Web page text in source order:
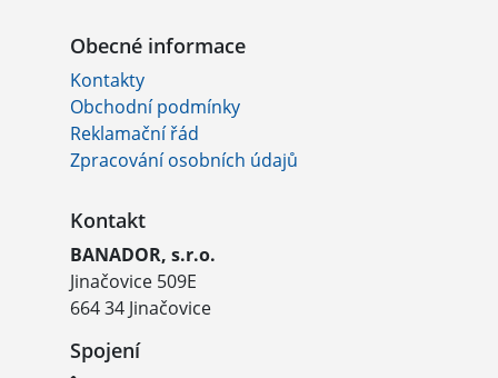
Obecné informace
Kontakty
Obchodní podmínky
Reklamační řád
Zpracování osobních údajů
Kontakt
BANADOR, s.r.o.
Jinačovice 509E
664 34 Jinačovice
Spojení